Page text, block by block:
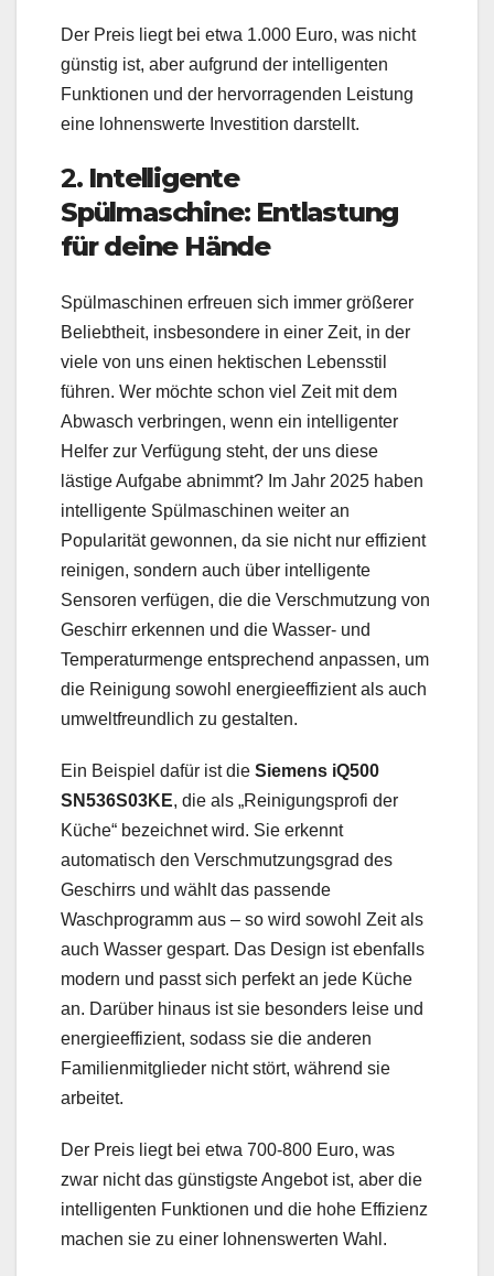
Der Preis liegt bei etwa 1.000 Euro, was nicht
günstig ist, aber aufgrund der intelligenten
Funktionen und der hervorragenden Leistung
eine lohnenswerte Investition darstellt.
2. Intelligente
Spülmaschine: Entlastung
für deine Hände
Spülmaschinen erfreuen sich immer größerer
Beliebtheit, insbesondere in einer Zeit, in der
viele von uns einen hektischen Lebensstil
führen. Wer möchte schon viel Zeit mit dem
Abwasch verbringen, wenn ein intelligenter
Helfer zur Verfügung steht, der uns diese
lästige Aufgabe abnimmt? Im Jahr 2025 haben
intelligente Spülmaschinen weiter an
Popularität gewonnen, da sie nicht nur effizient
reinigen, sondern auch über intelligente
Sensoren verfügen, die die Verschmutzung von
Geschirr erkennen und die Wasser- und
Temperaturmenge entsprechend anpassen, um
die Reinigung sowohl energieeffizient als auch
umweltfreundlich zu gestalten.
Ein Beispiel dafür ist die Siemens iQ500
SN536S03KE, die als „Reinigungsprofi der
Küche“ bezeichnet wird. Sie erkennt
automatisch den Verschmutzungsgrad des
Geschirrs und wählt das passende
Waschprogramm aus – so wird sowohl Zeit als
auch Wasser gespart. Das Design ist ebenfalls
modern und passt sich perfekt an jede Küche
an. Darüber hinaus ist sie besonders leise und
energieeffizient, sodass sie die anderen
Familienmitglieder nicht stört, während sie
arbeitet.
Der Preis liegt bei etwa 700-800 Euro, was
zwar nicht das günstigste Angebot ist, aber die
intelligenten Funktionen und die hohe Effizienz
machen sie zu einer lohnenswerten Wahl.